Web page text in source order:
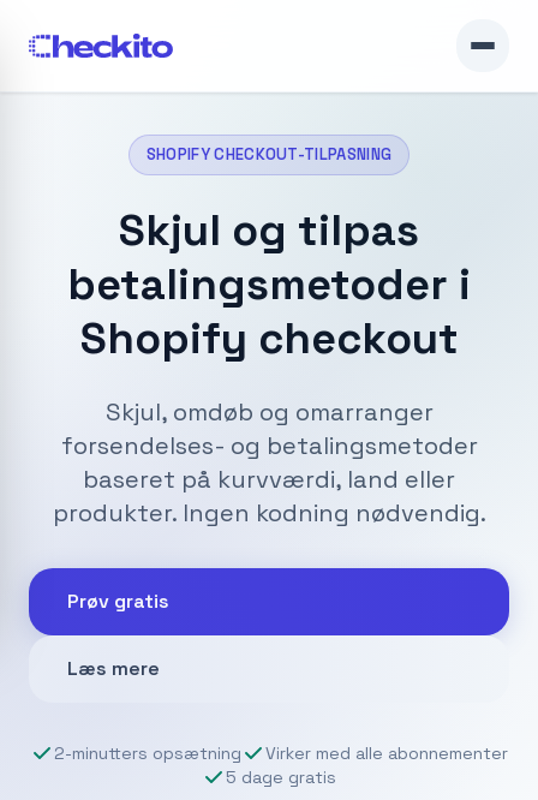
SHOPIFY CHECKOUT-TILPASNING
Skjul og tilpas
betalingsmetoder i
Shopify checkout
Skjul, omdøb og omarranger
forsendelses- og betalingsmetoder
baseret på kurvværdi, land eller
produkter. Ingen kodning nødvendig.
Prøv gratis
Læs mere
2-minutters opsætning
Virker med alle abonnementer
5 dage gratis